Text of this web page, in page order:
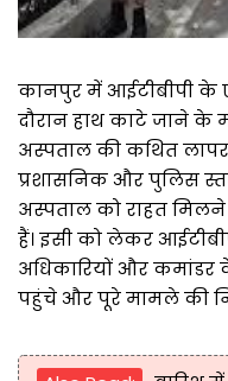
कानपुर में आईटीबीपी
दौरान हाथ काटे जाने के
अस्पताल की कथित
प्रशासनिक और पुलिस
अस्पताल को राहत
हैं। इसी को लेकर
अधिकारियों और कमांडर
पहुंचे और पूरे मामले की